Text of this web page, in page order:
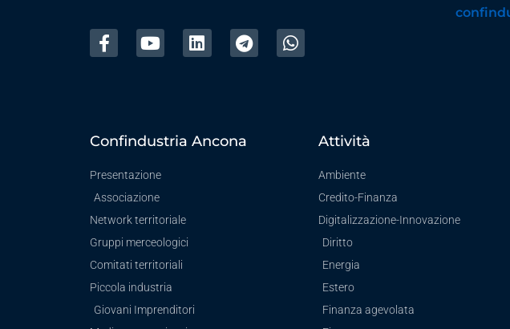
Confindustria Ancona
Presentazione
Associazione
Network territoriale
Gruppi merceologici
Comitati territoriali
Piccola industria
Giovani Imprenditori
Attività
Ambiente
Credito-Finanza
Digitalizzazione-Innovazione
Diritto
Energia
Estero
Finanza agevolata